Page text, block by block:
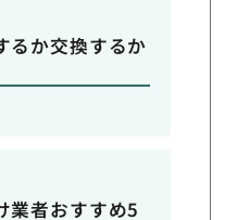
るか交換するか
業者おすすめ5